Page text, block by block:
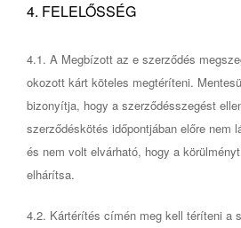
4. FELELŐSSÉG
4.1. A Megbízott az e szerződés
okozott kárt köteles megtéríteni.
bizonyítja, hogy a szerződésszegést
szerződéskötés időpontjában előre nem
és nem volt elvárható, hogy a
elhárítsa.
4.2. Kártérítés címén meg kell téríteni a